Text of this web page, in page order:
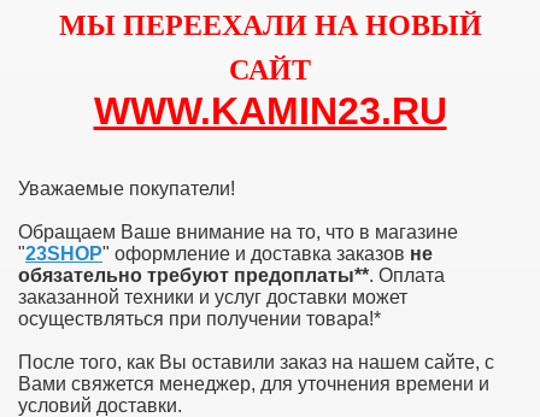
МЫ ПЕРЕЕХАЛИ НА НОВЫЙ
САЙТ
WWW.KAMIN23.RU
Уважаемые покупатели!
Обращаем Ваше внимание на то, что в магазине
"23SHOP" оформление и доставка заказов не
обязательно требуют предоплаты**. Оплата
заказанной техники и услуг доставки может
осуществляться при получении товара!*
После того, как Вы оставили заказ на нашем сайте, с
Вами свяжется менеджер, для уточнения времени и
условий доставки.